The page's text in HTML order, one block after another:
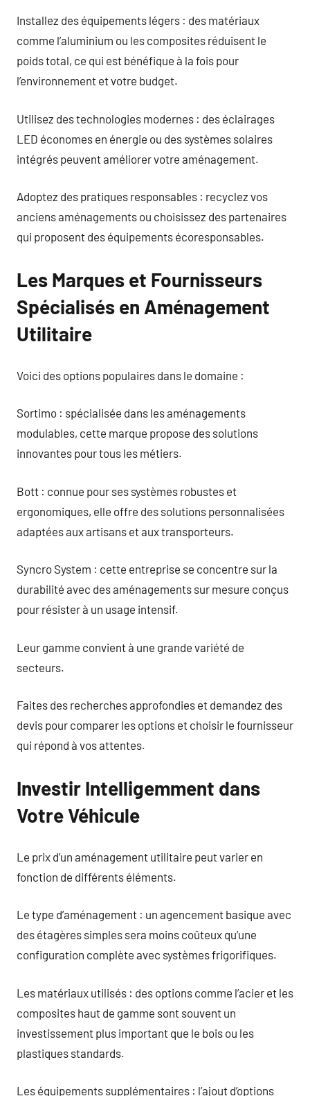
Installez des équipements légers : des matériaux
comme l’aluminium ou les composites réduisent le
poids total, ce qui est bénéfique à la fois pour
l’environnement et votre budget.
Utilisez des technologies modernes : des éclairages
LED économes en énergie ou des systèmes solaires
intégrés peuvent améliorer votre aménagement.
Adoptez des pratiques responsables : recyclez vos
anciens aménagements ou choisissez des partenaires
qui proposent des équipements écoresponsables.
Les Marques et Fournisseurs
Spécialisés en Aménagement
Utilitaire
Voici des options populaires dans le domaine :
Sortimo : spécialisée dans les aménagements
modulables, cette marque propose des solutions
innovantes pour tous les métiers.
Bott : connue pour ses systèmes robustes et
ergonomiques, elle offre des solutions personnalisées
adaptées aux artisans et aux transporteurs.
Syncro System : cette entreprise se concentre sur la
durabilité avec des aménagements sur mesure conçus
pour résister à un usage intensif.
Leur gamme convient à une grande variété de
secteurs.
Faites des recherches approfondies et demandez des
devis pour comparer les options et choisir le fournisseur
qui répond à vos attentes.
Investir Intelligemment dans
Votre Véhicule
Le prix d’un aménagement utilitaire peut varier en
fonction de différents éléments.
Le type d’aménagement : un agencement basique avec
des étagères simples sera moins coûteux qu’une
configuration complète avec systèmes frigorifiques.
Les matériaux utilisés : des options comme l’acier et les
composites haut de gamme sont souvent un
investissement plus important que le bois ou les
plastiques standards.
Les équipements supplémentaires : l’ajout d’options